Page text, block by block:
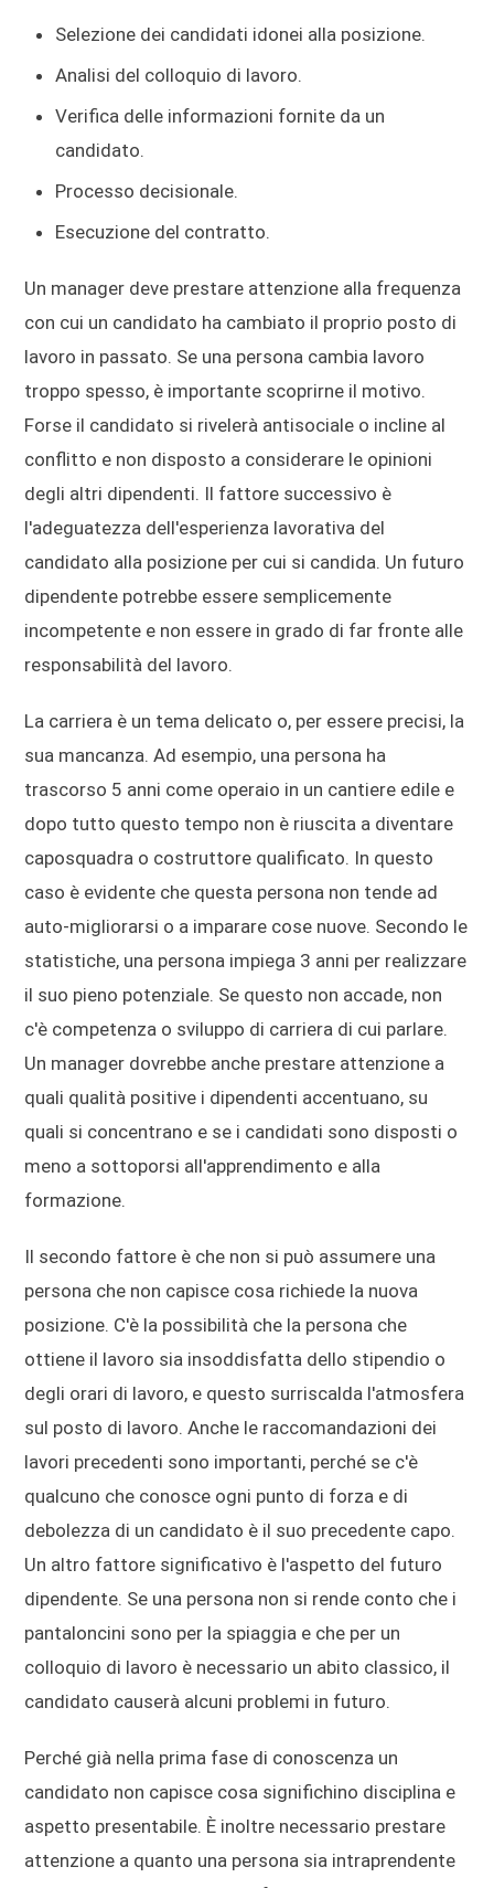
Selezione dei candidati idonei alla posizione.
Analisi del colloquio di lavoro.
Verifica delle informazioni fornite da un
candidato.
Processo decisionale.
Esecuzione del contratto.
Un manager deve prestare attenzione alla frequenza
con cui un candidato ha cambiato il proprio posto di
lavoro in passato. Se una persona cambia lavoro
troppo spesso, è importante scoprirne il motivo.
Forse il candidato si rivelerà antisociale o incline al
conflitto e non disposto a considerare le opinioni
degli altri dipendenti. Il fattore successivo è
l'adeguatezza dell'esperienza lavorativa del
candidato alla posizione per cui si candida. Un futuro
dipendente potrebbe essere semplicemente
incompetente e non essere in grado di far fronte alle
responsabilità del lavoro.
La carriera è un tema delicato o, per essere precisi, la
sua mancanza. Ad esempio, una persona ha
trascorso 5 anni come operaio in un cantiere edile e
dopo tutto questo tempo non è riuscita a diventare
caposquadra o costruttore qualificato. In questo
caso è evidente che questa persona non tende ad
auto-migliorarsi o a imparare cose nuove. Secondo le
statistiche, una persona impiega 3 anni per realizzare
il suo pieno potenziale. Se questo non accade, non
c'è competenza o sviluppo di carriera di cui parlare.
Un manager dovrebbe anche prestare attenzione a
quali qualità positive i dipendenti accentuano, su
quali si concentrano e se i candidati sono disposti o
meno a sottoporsi all'apprendimento e alla
formazione.
Il secondo fattore è che non si può assumere una
persona che non capisce cosa richiede la nuova
posizione. C'è la possibilità che la persona che
ottiene il lavoro sia insoddisfatta dello stipendio o
degli orari di lavoro, e questo surriscalda l'atmosfera
sul posto di lavoro. Anche le raccomandazioni dei
lavori precedenti sono importanti, perché se c'è
qualcuno che conosce ogni punto di forza e di
debolezza di un candidato è il suo precedente capo.
Un altro fattore significativo è l'aspetto del futuro
dipendente. Se una persona non si rende conto che i
pantaloncini sono per la spiaggia e che per un
colloquio di lavoro è necessario un abito classico, il
candidato causerà alcuni problemi in futuro.
Perché già nella prima fase di conoscenza un
candidato non capisce cosa significhino disciplina e
aspetto presentabile. È inoltre necessario prestare
attenzione a quanto una persona sia intraprendente